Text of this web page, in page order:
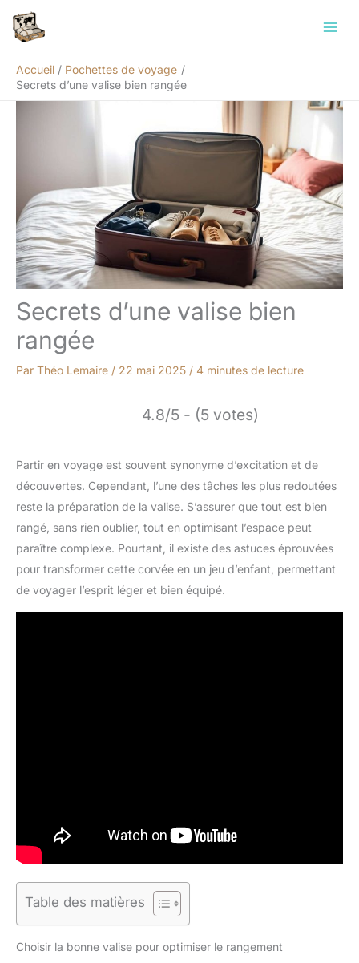
Accueil
Pochettes de voyage
Secrets d’une valise bien rangée
Secrets d’une valise bien
rangée
Par Théo Lemaire / 22 mai 2025 / 4 minutes de lecture
4.8/5 - (5 votes)
Partir en voyage est souvent synonyme d’excitation et de
découvertes. Cependant, l’une des tâches les plus redoutées
reste la préparation de la valise. S’assurer que tout est bien
rangé, sans rien oublier, tout en optimisant l’espace peut
paraître complexe. Pourtant, il existe des astuces éprouvées
pour transformer cette corvée en un jeu d’enfant, permettant
de voyager l’esprit léger et bien équipé.
Table des matières
Choisir la bonne valise pour optimiser le rangement
Rechercher